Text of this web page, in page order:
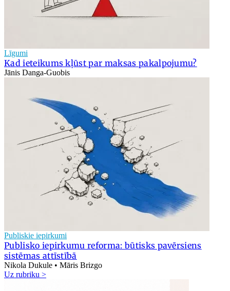
Līgumi
Kad ieteikums kļūst par maksas pakalpojumu?
Jānis Danga-Guobis
Publiskie iepirkumi
Publisko iepirkumu reforma: būtisks pavērsiens
sistēmas attīstībā
Nikola Dukule • Māris Brizgo
Uz rubriku >